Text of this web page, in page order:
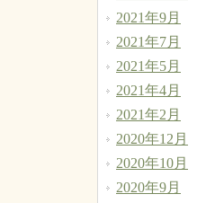
2021年9月
2021年7月
2021年5月
2021年4月
2021年2月
2020年12月
2020年10月
2020年9月